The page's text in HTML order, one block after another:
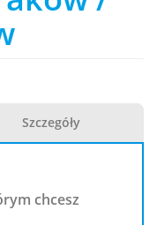
Szczegóły
chcesz